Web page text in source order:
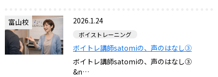
富山校 2026.1.24
ボイストレーニング
ボイトレ講師satomiの、声のはなし③
ボイトレ講師satomiの、声のはなし③
&n…